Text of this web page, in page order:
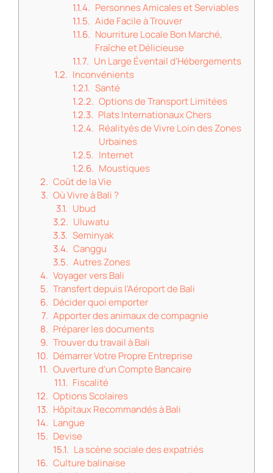
Personnes Amicales et Serviables
Aide Facile à Trouver
Nourriture Locale Bon Marché,
Fraîche et Délicieuse
Un Large Éventail d'Hébergements
Inconvénients
Santé
Options de Transport Limitées
Plats Internationaux Chers
Réalityés de Vivre Loin des Zones
Urbaines
Internet
Moustiques
Coût de la Vie
Où Vivre à Bali ?
Ubud
Uluwatu
Seminyak
Canggu
Autres Zones
Voyager vers Bali
Transfert depuis l'Aéroport de Bali
Décider quoi emporter
Apporter des animaux de compagnie
Préparer les documents
Trouver du travail à Bali
Démarrer Votre Propre Entreprise
Ouverture d'un Compte Bancaire
Fiscalité
Options Scolaires
Hôpitaux Recommandés à Bali
Langue
Devise
La scène sociale des expatriés
Culture balinaise